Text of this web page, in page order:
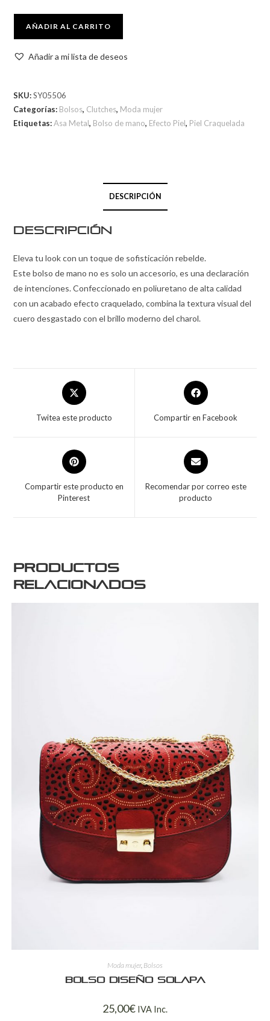
AÑADIR AL CARRITO
Añadir a mi lista de deseos
SKU:SY05506
Categorías: Bolsos, Clutches, Moda mujer
Etiquetas:Asa Metal, Bolso de mano, Efecto Piel, Piel Craquelada
DESCRIPCIÓN
Descripción
Eleva tu look con un toque de sofisticación rebelde.
Este bolso de mano no es solo un accesorio, es una declaración
de intenciones. Confeccionado en poliuretano de alta calidad
con un acabado efecto craquelado, combina la textura visual del
cuero desgastado con el brillo moderno del charol.
Twitea este producto Compartir en Facebook
Compartir este producto en
Pinterest
Recomendar por correo este
producto
Productos
relacionados
Moda mujer, Bolsos
Bolso diseño solapa
25,00€ IVA Inc.